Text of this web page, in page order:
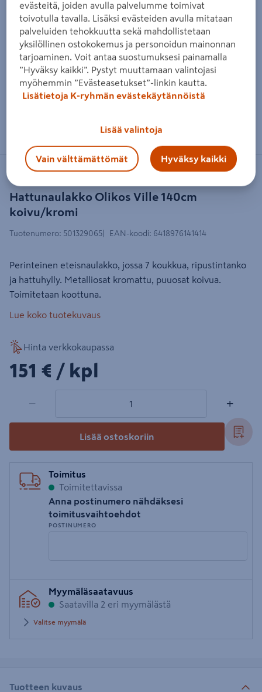
Hattunaulakko Olikos Ville 140cm
koivu/kromi
Tuotenumero: 501329065 EAN-koodi: 6418976141414
Perinteinen eteisnaulakko, jossa 7 koukkua, ripustintanko
ja hattuhylly. Metalliosat kromattu, puuosat koivua.
Toimitetaan koottuna.
Lue koko tuotekuvaus
Hinta verkkokaupassa
151€/kpl
151 € / kpl
− +
Lisää ostoskoriin
Toimitus
Toimitettavissa
Anna postinumero nähdäksesi
toimitusvaihtoehdot
POSTINUMERO
postinumero
Myymäläsaatavuus
Saatavilla 2 eri myymälästä
Valitse myymälä
Tuotteen kuvaus
evästeitä, joiden avulla palvelumme toimivat
toivotulla tavalla. Lisäksi evästeiden avulla mitataan
palveluiden tehokkuutta sekä mahdollistetaan
yksilöllinen ostokokemus ja personoidun mainonnan
tarjoaminen. Voit antaa suostumuksesi painamalla
”Hyväksy kaikki”. Pystyt muuttamaan valintojasi
myöhemmin ”Evästeasetukset”-linkin kautta.
Lisätietoja K-ryhmän evästekäytännöistä
Lisää valintoja
Vain välttämättömät Hyväksy kaikki